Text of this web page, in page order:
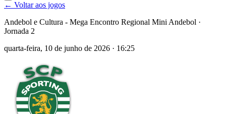
← Voltar aos jogos
Andebol e Cultura - Mega Encontro Regional Mini Andebol ·
Jornada 2
quarta-feira, 10 de junho de 2026 · 16:25